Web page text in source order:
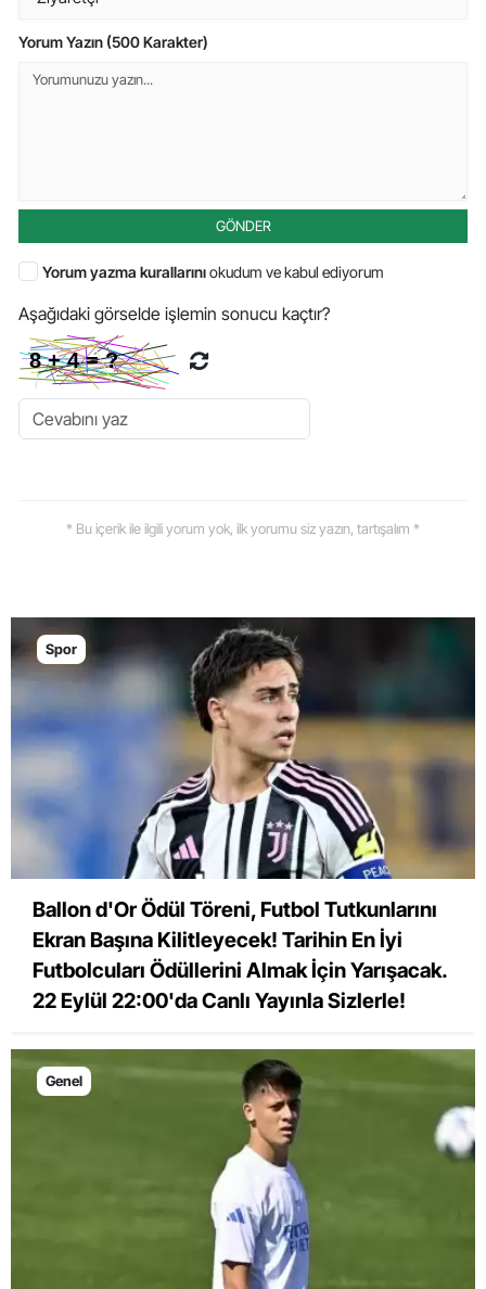
Yorum Yazın (500 Karakter)
GÖNDER
Yorum yazma kurallarınıokudum ve kabul ediyorum
Aşağıdaki görselde işlemin sonucu kaçtır?
* Bu içerik ile ilgili yorum yok, ilk yorumu siz yazın, tartışalım *
Spor
Ballon d'Or Ödül Töreni, Futbol Tutkunlarını
Ekran Başına Kilitleyecek! Tarihin En İyi
Futbolcuları Ödüllerini Almak İçin Yarışacak.
22 Eylül 22:00'da Canlı Yayınla Sizlerle!
Genel